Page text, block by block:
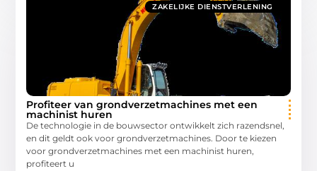
ZAKELIJKE DIENSTVERLENING
Profiteer van grondverzetmachines met een
machinist huren
De technologie in de bouwsector ontwikkelt zich razendsnel,
en dit geldt ook voor grondverzetmachines. Door te kiezen
voor grondverzetmachines met een machinist huren,
profiteert u